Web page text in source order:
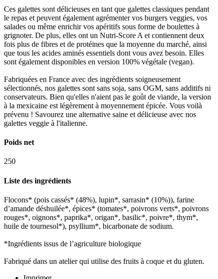
Ces galettes sont délicieuses en tant que galettes classiques pendant
le repas et peuvent également agrémenter vos burgers veggies, vos
salades ou même enrichir vos apéritifs sous forme de boulettes à
grignoter. De plus, elles ont un Nutri-Score A et contiennent deux
fois plus de fibres et de protéines que la moyenne du marché, ainsi
que tous les acides aminés essentiels dont vous avez besoin. Elles
sont également disponibles en version 100% végétale (vegan).
Fabriquées en France avec des ingrédients soigneusement
sélectionnés, nos galettes sont sans soja, sans OGM, sans additifs ni
conservateurs. Bien qu'elles n'aient pas le goût de viande, la version
à la mexicaine est légèrement à moyennement épicée. Vous voilà
prévenu ! Savourez une alternative saine et délicieuse avec nos
galettes veggie à l'italienne.
Poids net
250
Liste des ingrédients
Flocons* (pois cassés* (48%), lupin*, sarrasin* (10%)), farine
d’amande déshuilée*, épices* (tomates*, poivrons verts*, poivrons
rouges*, oignons*, paprika*, origan*, basilic*, poivre*, thym*,
huile de tournesol*), psyllium*, bicarbonate de sodium.
*Ingrédients issus de l’agriculture biologique
Fabriqué dans un atelier qui utilise des fruits à coque et du gluten.